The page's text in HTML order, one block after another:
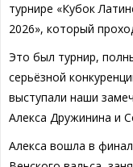
турнире «Кубок
2026», который
Это был турнир,
серьёзной
выступали наши
Алекса Дружинина и
Алекса вошла в